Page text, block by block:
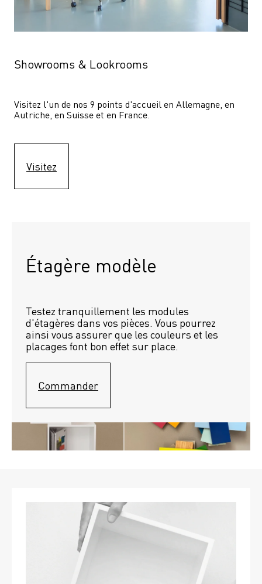
Showrooms & Lookrooms
Visitez l'un de nos 9 points d'accueil en Allemagne, en
Autriche, en Suisse et en France.
Visitez
Étagère modèle
Testez tranquillement les modules
d'étagères dans vos pièces. Vous pourrez
ainsi vous assurer que les couleurs et les
placages font bon effet sur place.
Commander